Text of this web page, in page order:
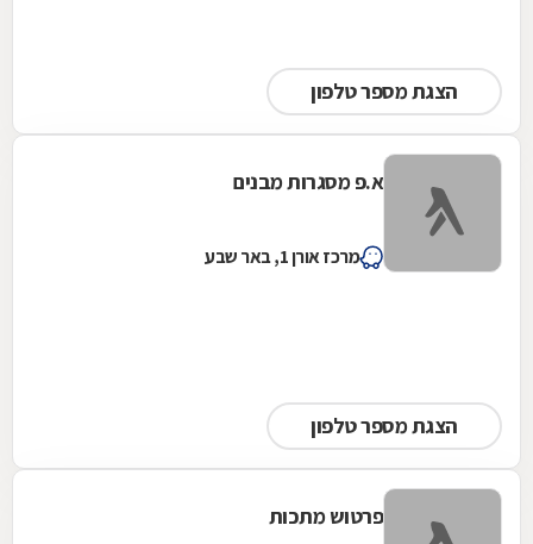
הצגת מספר טלפון
א.פ מסגרות מבנים
מרכז אורן 1, באר שבע
הצגת מספר טלפון
פרטוש מתכות